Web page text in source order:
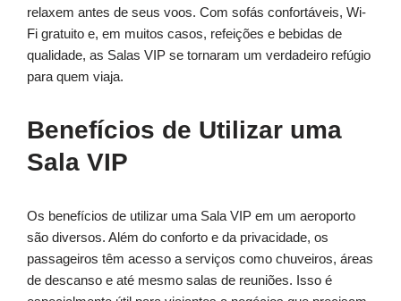
relaxem antes de seus voos. Com sofás confortáveis, Wi-
Fi gratuito e, em muitos casos, refeições e bebidas de
qualidade, as Salas VIP se tornaram um verdadeiro refúgio
para quem viaja.
Benefícios de Utilizar uma
Sala VIP
Os benefícios de utilizar uma Sala VIP em um aeroporto
são diversos. Além do conforto e da privacidade, os
passageiros têm acesso a serviços como chuveiros, áreas
de descanso e até mesmo salas de reuniões. Isso é